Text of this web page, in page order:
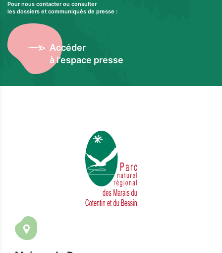
Pour nous contacter ou consulter
les dossiers et communiqués de presse :
Accéder
à l’espace presse